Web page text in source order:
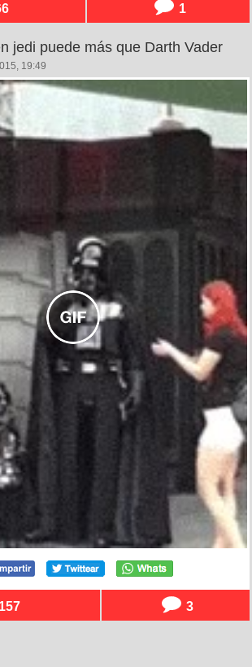
1
jedi puede más que Darth Vader
19:49
157 3